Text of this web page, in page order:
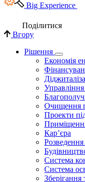
Big Experience
Поділи­тися
Вгору
Рішення
Економія
Очищення
Проекти
Кар’єра
Система
Система